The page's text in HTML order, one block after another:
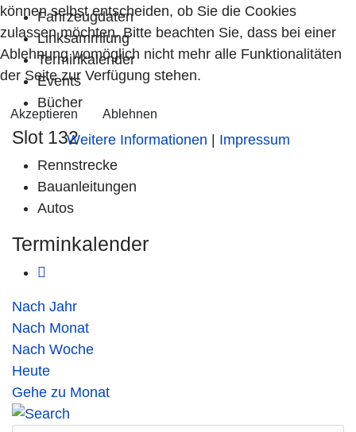
Fahrzeugdaten
Linksammlung
Terminkalender
Events
Bücher
Slot 132
Rennstrecke
Bauanleitungen
Autos
Terminkalender
Nach Jahr
Nach Monat
Nach Woche
Heute
Gehe zu Monat
können selbst entscheiden, ob Sie die Cookies
zulassen möchten. Bitte beachten Sie, dass bei einer
Ablehnung womöglich nicht mehr alle Funktionalitäten
der Seite zur Verfügung stehen.
Akzeptieren Ablehnen
Weitere Informationen | Impressum